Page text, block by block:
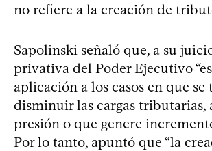
no refiere a la creación de
Sapolinski señaló que, a su
privativa del Poder Ejecutivo
aplicación a los casos en que se
disminuir las cargas tributarias,
presión o que genere
Por lo tanto, apuntó que “la